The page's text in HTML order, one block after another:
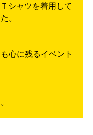
シャツを着用して
。
心に残るイベント